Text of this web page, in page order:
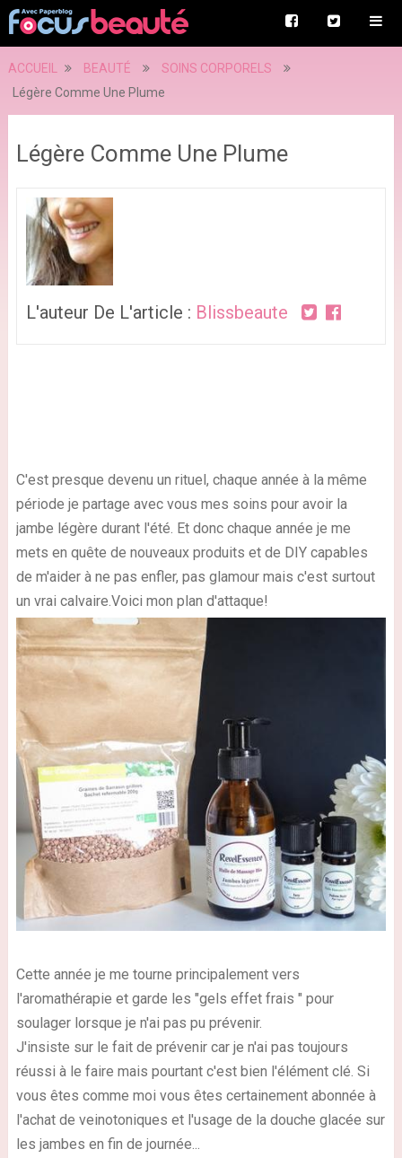
ACCUEIL BEAUTÉ
SOINS CORPORELS
Légère Comme Une Plume
Légère Comme Une Plume
L'auteur De L'article : Blissbeaute
C'est presque devenu un rituel, chaque année à la même
période je partage avec vous mes soins pour avoir la
jambe légère durant l'été. Et donc chaque année je me
mets en quête de nouveaux produits et de DIY capables
de m'aider à ne pas enfler, pas glamour mais c'est surtout
un vrai calvaire.Voici mon plan d'attaque!
Cette année je me tourne principalement vers
l'aromathérapie et garde les "gels effet frais " pour
soulager lorsque je n'ai pas pu prévenir.
J'insiste sur le fait de prévenir car je n'ai pas toujours
réussi à le faire mais pourtant c'est bien l'élément clé. Si
vous êtes comme moi vous êtes certainement abonnée à
l'achat de veinotoniques et l'usage de la douche glacée sur
les jambes en fin de journée...